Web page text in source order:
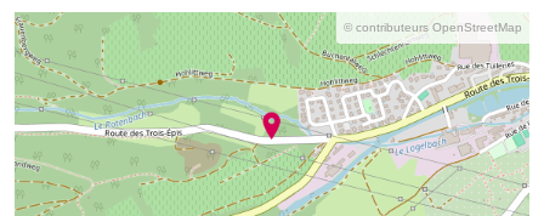
© contributeurs OpenStreetMap